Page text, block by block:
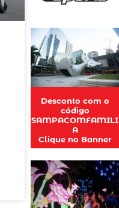
Desconto com o
código
SAMPACOMFAMILI
A
Clique no Banner